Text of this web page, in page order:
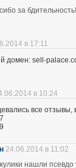
за бдительность!
в 17:11
домен: sell-
в 10:24
все
24.06.2014 в 11:02
нашли псевдо